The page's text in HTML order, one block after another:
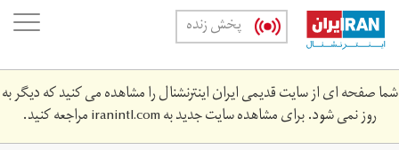
Skip
main
content
پخش زنده
شما صفحه ای از سایت قدیمی ایران اینترنشنال را مشاهده می کنید که دیگر به
روز نمی شود. برای مشاهده سایت جدید بهiranintl.comمراجعه کنید.